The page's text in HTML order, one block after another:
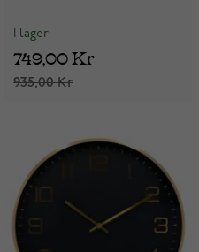
I lager
935,00 Kr
749,00 Kr